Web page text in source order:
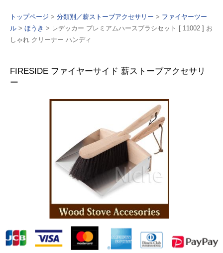
トップページ > 分類別／薪ストーブアクセサリー > ファイヤーツー
ル > ほうき > レデッカー プレミアムハースブラシセット [ 11002 ] お
しゃれ クリーナー ハンディ
FIRESIDE ファイヤーサイド 薪ストーブアクセサリ
ー